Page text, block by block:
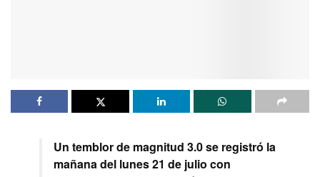
Un temblor de magnitud 3.0 se registró la
mañana del lunes 21 de julio con